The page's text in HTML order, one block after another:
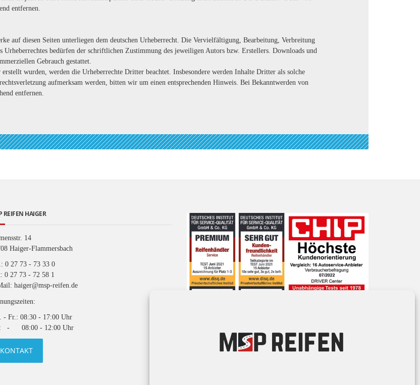
entfernen.
auf diesen Seiten unterliegen dem deutschen Urheberrecht. Die Vervielfältigung, Bearbeitung, Verbreitung
Urheberrechtes bedürfen der schriftlichen Zustimmung des jeweiligen Autors bzw. Erstellers. Downloads und
Gebrauch gestattet.
wurden, werden die Urheberrechte Dritter beachtet. Insbesondere werden Inhalte Dritter als solche
aufmerksam werden, bitten wir um einen entsprechenden Hinweis. Bei Bekanntwerden von
entfernen.
REIFEN HAIGER
14
Haiger-Flammersbach
0 27 73 - 73 33 0
0 27 73 - 72 58 1
haiger@msp-reifen.de
- Fr.: 08:30 - 17:00 Uhr
- 08:00 - 12:00 Uhr
KONTAKT